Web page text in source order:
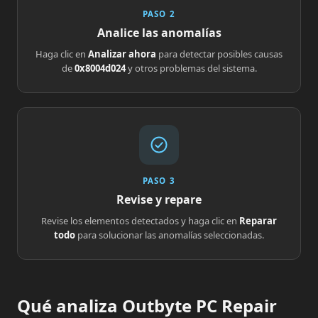
PASO 2
Analice las anomalías
Haga clic en Analizar ahora para detectar posibles causas
de0x8004d024y otros problemas del sistema.
PASO 3
Revise y repare
Revise los elementos detectados y haga clic en Reparar
todo para solucionar las anomalías seleccionadas.
Qué analiza Outbyte PC Repair